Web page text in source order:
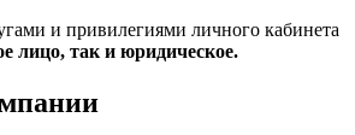
и привилегиями личного кабинета
лицо, так и юридическое.